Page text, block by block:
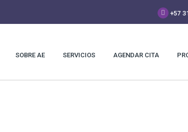
+57
SOBRE AE SERVICIOS AGENDAR CITA